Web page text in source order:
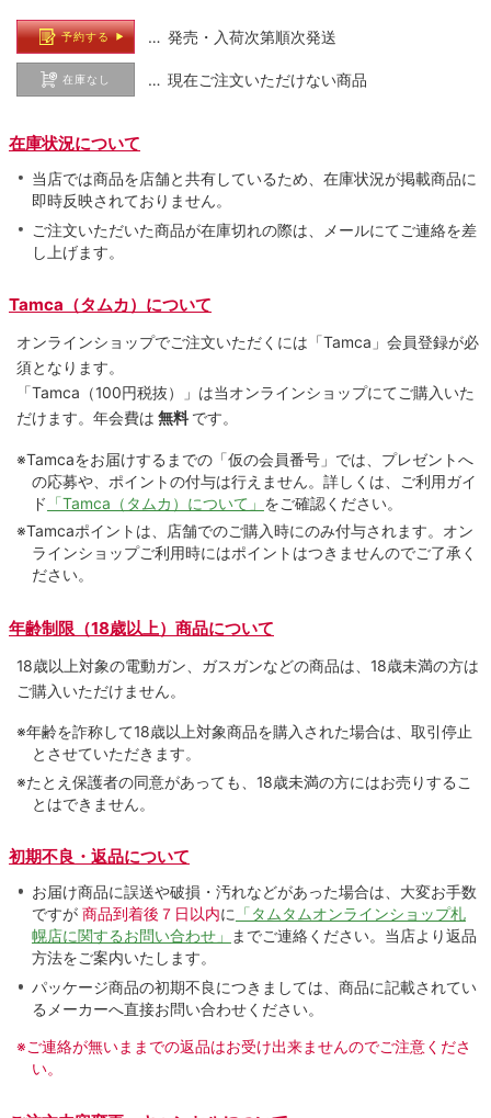
予約する … 発売・入荷次第順次発送
在庫なし … 現在ご注文いただけない商品
在庫状況について
当店では商品を店舗と共有しているため、在庫状況が掲載商品に
即時反映されておりません。
ご注文いただいた商品が在庫切れの際は、メールにてご連絡を差
し上げます。
Tamca（タムカ）について
オンラインショップでご注⽂いただくには「Tamca」会員登録が必
須となります。
「Tamca （100円税抜）
」は当オンラインショップにてご購⼊いた
だけます。 年会費は 無料 です。
※Tamcaをお届けするまでの「仮の会員番号」では、プレゼントへ
の応募や、ポイントの付与は⾏えません。詳しくは、ご利⽤ガイ
ド 「Tamca（タムカ）について」 をご確認ください。
※Tamcaポイントは、店舗でのご購⼊時にのみ付与されます。オン
ラインショップご利用時にはポイントはつきませんのでご了承く
ださい。
年齢制限（18歳以上）商品について
18歳以上対象の電動ガン、ガスガンなどの商品は、18歳未満の方は
ご購入いただけません。
※年齢を詐称して18歳以上対象商品を購入された場合は、取引停止
とさせていただきます。
※たとえ保護者の同意があっても、18歳未満の方にはお売りするこ
とはできません。
初期不良・返品について
お届け商品に誤送や破損・汚れなどがあった場合は、大変お手数
ですが 商品到着後７日以内に 「タムタムオンラインショップ札
幌店に関するお問い合わせ」
までご連絡ください。当店より返品
方法をご案内いたします。
パッケージ商品の初期不良につきましては、商品に記載されてい
るメーカーへ直接お問い合わせください。
※ご連絡が無いままでの返品はお受け出来ませんのでご注意くださ
い。